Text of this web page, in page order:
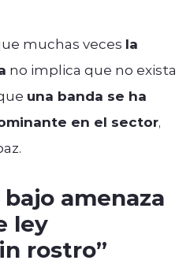
muchas veces la
no implica que no exista
una banda se ha
en el sector,
amenaza
ley
rostro”